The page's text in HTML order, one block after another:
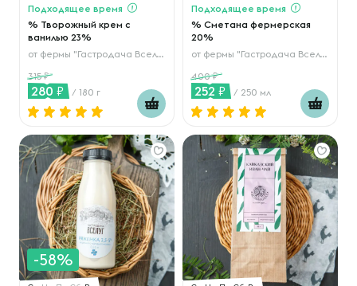
Подходящее время
% Творожный крем с
ванилью 23%
от фермы "Гастродача Вселуг"
315
280 / 180 г
Подходящее время
% Сметана фермерская
20%
от фермы "Гастродача Вселуг"
400
252 / 250 мл
-58%